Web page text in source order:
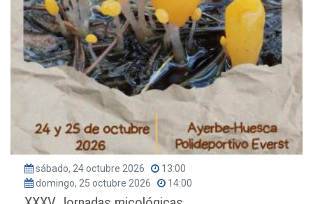
sábado, 24 octubre 2026
13:00
domingo, 25 octubre 2026
14:00